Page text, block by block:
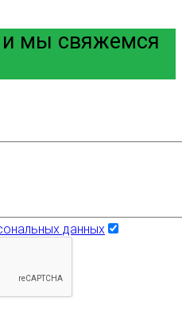
и мы свяжемся
данных